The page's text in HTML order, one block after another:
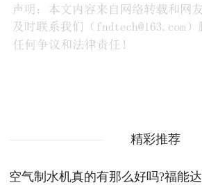
精彩推荐
空气制水机真的有那么好吗?福能达